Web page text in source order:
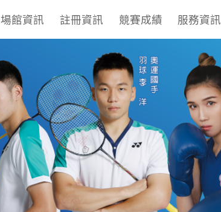
場館資訊 註冊資訊 競賽成績 服務資訊